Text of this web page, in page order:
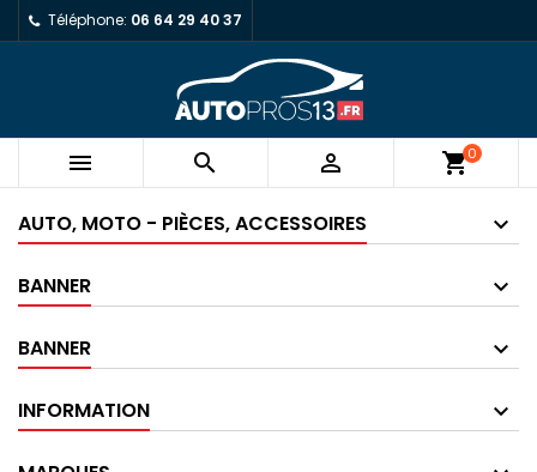
Téléphone: 06 64 29 40 37
   shopping_cart0
AUTO, MOTO - PIÈCES, ACCESSOIRES
BANNER
BANNER
INFORMATION